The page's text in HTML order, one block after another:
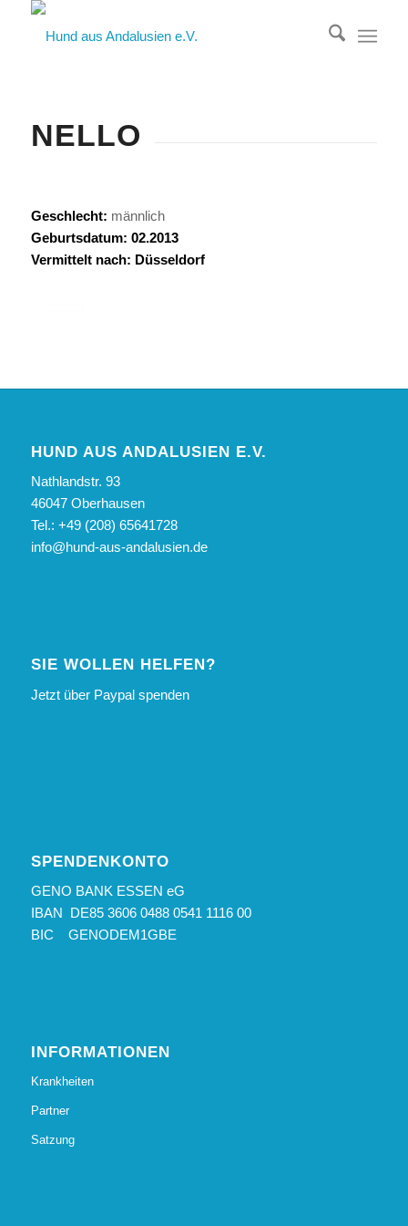
NELLO
Geschlecht: männlich
Geburtsdatum: 02.2013
Vermittelt nach: Düsseldorf
HUND AUS ANDALUSIEN E.V.
Nathlandstr. 93
46047 Oberhausen
Tel.: +49 (208) 65641728
info@hund-aus-andalusien.de
SIE WOLLEN HELFEN?
Jetzt über Paypal spenden
SPENDENKONTO
GENO BANK ESSEN eG
IBAN DE85 3606 0488 0541 1116 00
BIC GENODEM1GBE
INFORMATIONEN
Krankheiten
Partner
Satzung